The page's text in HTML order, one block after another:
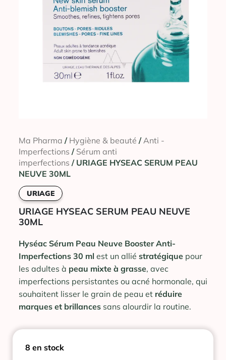
Ma Pharma / Hygiène & beauté /Anti -
Imperfections / Sérum anti
imperfections / URIAGE HYSEAC SERUM PEAU
NEUVE 30ML
URIAGE
URIAGE HYSEAC SERUM PEAU NEUVE
30ML
Hyséac Sérum Peau Neuve Booster Anti-
Imperfections 30 ml est un allié stratégique pour
les adultes à peau mixte à grasse, avec
imperfections persistantes ou acné hormonale, qui
souhaitent lisser le grain de peau et réduire
marques et brillances sans alourdir la routine.
8 en stock